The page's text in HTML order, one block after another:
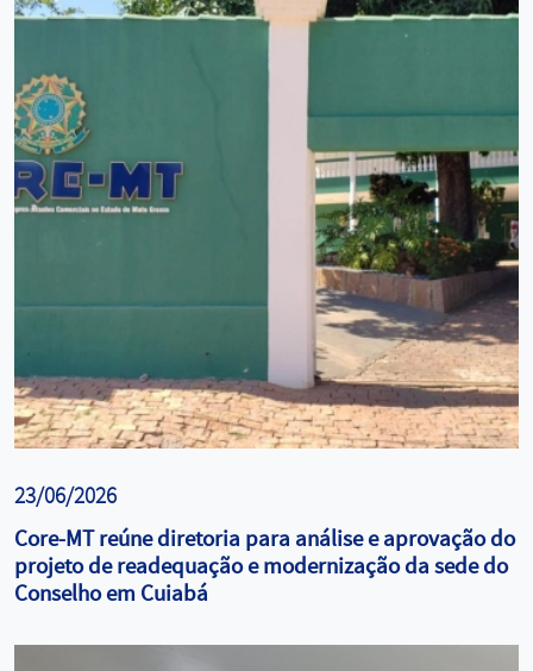
23/06/2026
Core-MT reúne diretoria para análise e aprovação do
projeto de readequação e modernização da sede do
Conselho em Cuiabá